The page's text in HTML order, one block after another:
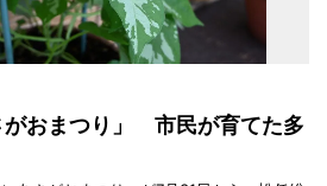
がおまつり」 市民が育てた多